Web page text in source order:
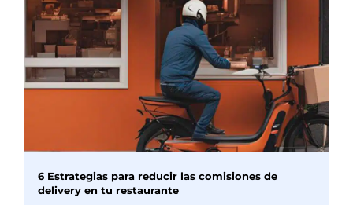
6 Estrategias para reducir las comisiones de
delivery en tu restaurante